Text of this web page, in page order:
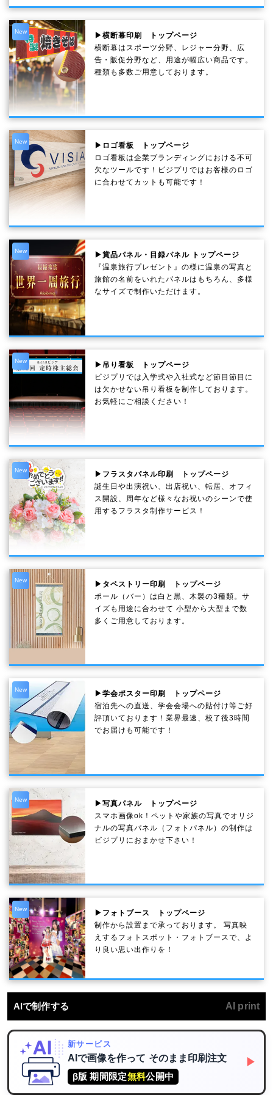
New
▶横断幕印刷 トップページ
横断幕はスポーツ分野、レジャー分野、広
告・販促分野など、用途が幅広い商品です。
種類も多数ご用意しております。
New
▶ロゴ看板 トップページ
ロゴ看板は企業ブランディングにおける不可
欠なツールです！ビジプリではお客様のロゴ
に合わせてカットも可能です！
New
▶賞品パネル・目録パネル トップページ
『温泉旅行プレゼント』の様に温泉の写真と
旅館の名前をいれたパネルはもちろん、多様
なサイズで制作いただけます。
New
▶吊り看板 トップページ
ビジプリでは入学式や入社式など節目節目に
は欠かせない吊り看板を制作しております。
お気軽にご相談ください！
New
▶フラスタパネル印刷 トップページ
誕生日や出演祝い、出店祝い、転居、オフィ
ス開設、周年など様々なお祝いのシーンで使
用するフラスタ制作サービス！
New
▶タペストリー印刷 トップページ
ポール（バー）は白と黒、木製の3種類。サ
イズも用途に合わせて 小型から大型まで数
多くご用意しております。
New
▶学会ポスター印刷 トップページ
宿泊先への直送、学会会場への貼付け等ご好
評頂いております！業界最速、校了後3時間
でお届けも可能です！
New
▶写真パネル トップページ
スマホ画像ok！ペットや家族の写真でオリジ
ナルの写真パネル（フォトパネル）の制作は
ビジプリにおまかせ下さい！
New
▶フォトブース トップページ
制作から設置まで承っております。 写真映
えするフォトスポット・フォトブースで、よ
り良い思い出作りを！
AIで制作する AI print
新サービス
AIで画像を作って そのまま印刷注文
β版 期間限定無料公開中
▶